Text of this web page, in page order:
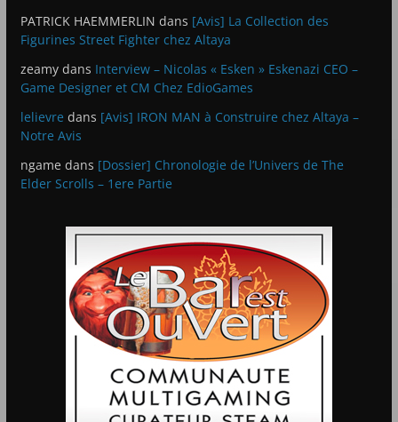
PATRICK HAEMMERLIN dans [Avis] La Collection des
Figurines Street Fighter chez Altaya
zeamydans Interview – Nicolas « Esken » Eskenazi CEO –
Game Designer et CM Chez EdioGames
lelievre dans [Avis] IRON MAN à Construire chez Altaya –
Notre Avis
ngame dans [Dossier] Chronologie de l’Univers de The
Elder Scrolls – 1ere Partie